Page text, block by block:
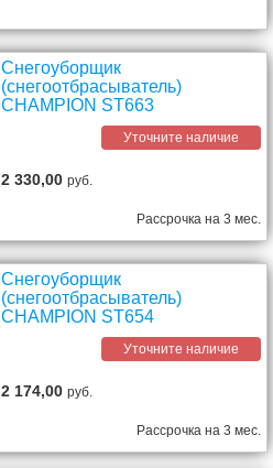
Снегоуборщик
(снегоотбрасыватель)
CHAMPION ST663
Уточните наличие
2 330,00руб.
Рассрочка на 3 мес.
Снегоуборщик
(снегоотбрасыватель)
CHAMPION ST654
Уточните наличие
2 174,00руб.
Рассрочка на 3 мес.